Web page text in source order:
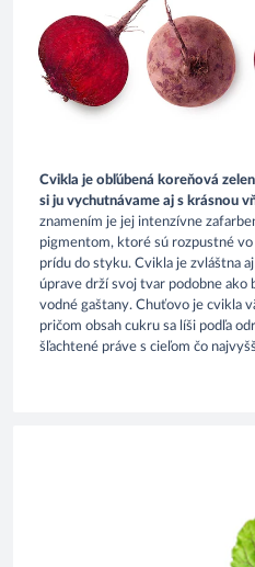
Cvikla je obľúbená koreňová
si ju vychutnávame aj s krásnou
znamením je jej intenzívne
pigmentom, ktoré sú rozpustné
prídu do styku. Cvikla je zvláštna
úprave drží svoj tvar podobne ako
vodné gaštany. Chuťovo je cvikla
pričom obsah cukru sa líši podľa
šľachtené práve s cieľom čo